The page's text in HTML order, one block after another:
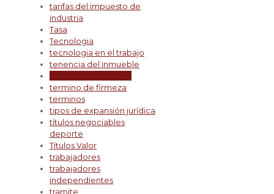
tarifas del impuesto de
industria
Tasa
Tecnologia
tecnologia en el trabajo
tenencia del inmueble
termino de firmeza
terminos
tipos de expansión jurídica
títulos negociables
deporte
Títulos Valor
trabajadores
trabajadores
independientes
tramite